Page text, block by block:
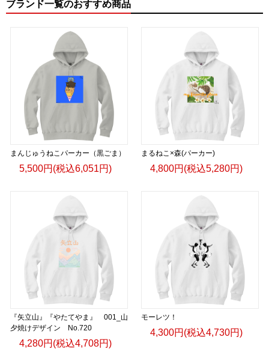
ブランド一覧のおすすめ商品
まんじゅうねこパーカー（黒ごま）
5,500円(税込6,051円)
まるねこ×森(パーカー)
4,800円(税込5,280円)
『矢立山』『やたてやま』 001_山
夕焼けデザイン No.720
4,280円(税込4,708円)
モーレツ！
4,300円(税込4,730円)